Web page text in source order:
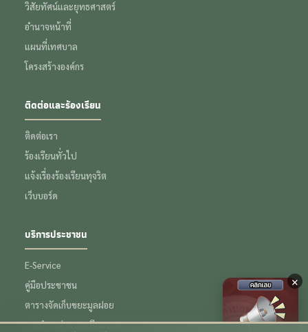
วิสัยทัศน์และยุทธศาสตร์
อำนาจหน้าที่
แผนที่เทศบาล
โครงสร้างองค์กร
ติดต่อและร้องเรียน
ติดต่อเรา
ร้องเรียนทั่วไป
แจ้งเรื่องร้องเรียนทุจริต
เว็บบอร์ด
บริการประชาชน
E-Service
คู่มือประชาชน
ตารางจัดเก็บขยะมูลฝอย
การชำระค่าธรรมเนียมขยะ
×